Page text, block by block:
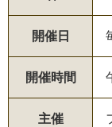
開催日
開催時間
主催